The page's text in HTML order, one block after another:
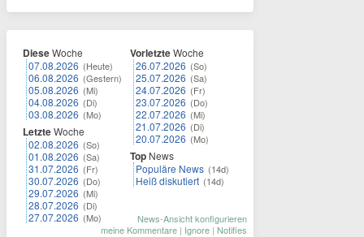
DieseWoche
07.08.2026 (Heute)
06.08.2026 (Gestern)
05.08.2026 (Mi)
04.08.2026 (Di)
03.08.2026 (Mo)
LetzteWoche
02.08.2026 (So)
01.08.2026 (Sa)
31.07.2026 (Fr)
30.07.2026 (Do)
29.07.2026 (Mi)
28.07.2026 (Di)
27.07.2026 (Mo)
VorletzteWoche
26.07.2026 (So)
25.07.2026 (Sa)
24.07.2026 (Fr)
23.07.2026 (Do)
22.07.2026 (Mi)
21.07.2026 (Di)
20.07.2026 (Mo)
Top News
Populäre News (14d)
Heiß diskutiert (14d)
News-Ansicht konfigurieren
meine Kommentare | Ignore | Notifies